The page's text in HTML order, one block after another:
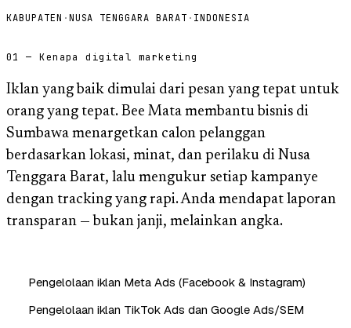
KABUPATEN ·NUSA TENGGARA BARAT · INDONESIA
01 — Kenapa digital marketing
Iklan yang baik dimulai dari pesan yang tepat untuk
orang yang tepat. Bee Mata membantu bisnis di
Sumbawa menargetkan calon pelanggan
berdasarkan lokasi, minat, dan perilaku di Nusa
Tenggara Barat, lalu mengukur setiap kampanye
dengan tracking yang rapi. Anda mendapat laporan
transparan — bukan janji, melainkan angka.
Pengelolaan iklan Meta Ads (Facebook & Instagram)
Pengelolaan iklan TikTok Ads dan Google Ads/SEM